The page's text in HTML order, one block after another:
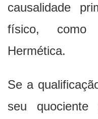
causalidade
físico,
Hermética.
Se a
seu quociente